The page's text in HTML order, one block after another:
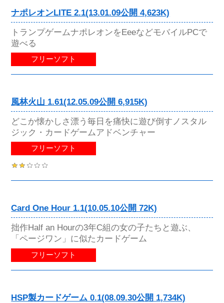
ナポレオンLITE 2.1(13.01.09公開 4,623K)
トランプゲームナポレオンをEeeなどモバイルPCで
遊べる
フリーソフト
風林火山 1.61(12.05.09公開 6,915K)
どこか懐かしさ漂う毎日を痛快に遊び倒すノスタル
ジック・カードゲームアドベンチャー
フリーソフト
Card One Hour 1.1(10.05.10公開 72K)
拙作Half an Hourの3年C組の女の子たちと遊ぶ、
「ページワン」に似たカードゲーム
フリーソフト
HSP製カードゲーム 0.1(08.09.30公開 1,734K)